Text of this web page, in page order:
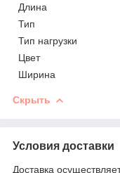
Длина
Тип
Тип нагрузки
Цвет
Ширина
Скрыть
Условия доставки
Доставка